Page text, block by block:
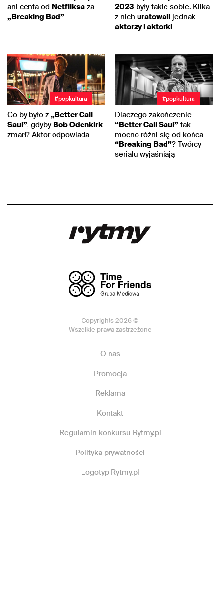
ani centa od Netfliksa za
„Breaking Bad”
2023 były takie sobie. Kilka
z nich uratowali jednak
aktorzy i aktorki
#popkultura
Co by było z „Better Call
Saul”, gdyby Bob Odenkirk
zmarł? Aktor odpowiada
#popkultura
Dlaczego zakończenie
“Better Call Saul” tak
mocno różni się od końca
“Breaking Bad”? Twórcy
serialu wyjaśniają
Copyrights 2026 ©
Wszelkie prawa zastrzeżone
O nas
Promocja
Reklama
Kontakt
Regulamin konkursu Rytmy.pl
Polityka prywatności
Logotyp Rytmy.pl